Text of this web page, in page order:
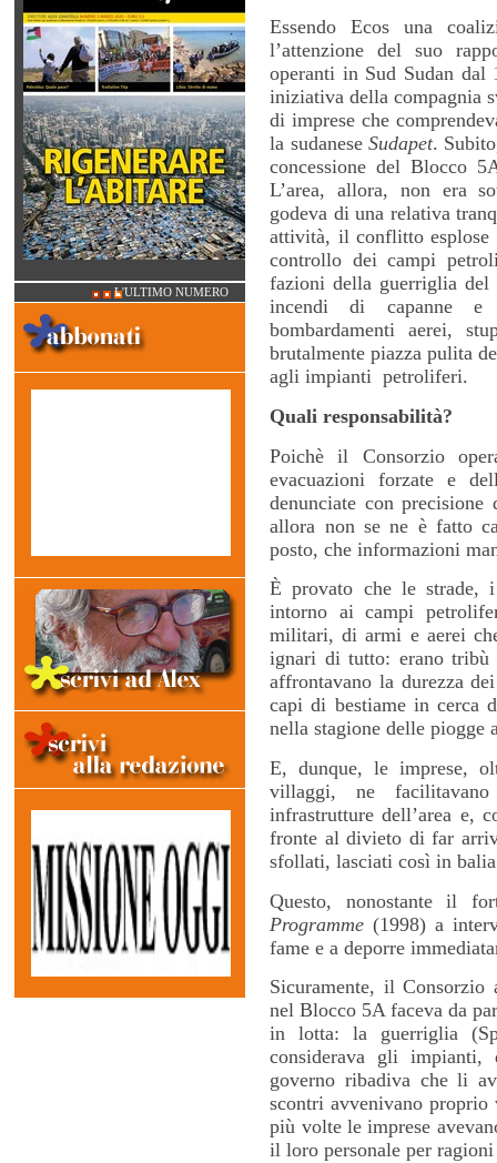
Essendo Ecos una
l’attenzione del suo
operanti in Sud Sudan
iniziativa della compagnia
di imprese che
la sudanese Sudapet.
concessione del Blocco
L’area, allora, non era
godeva di una relativa
attività, il conflitto
controllo dei campi
fazioni della guerriglia
incendi di capanne e
bombardamenti aerei,
brutalmente piazza pulita
agli impianti petroliferi.
Qualiresponsabilità?
Poichè il Consorzio
evacuazioni forzate e
denunciate con
allora non se ne è fatto
posto, che informazioni
È provato che le strade,
intorno ai campi
militari, di armi e aerei
ignari di tutto: erano tribù
affrontavano la durezza
capi di bestiame in cerca
nella stagione delle piogge
E, dunque, le imprese,
villaggi, ne facilitavano
infrastrutture dell’area e,
fronte al divieto di far
sfollati, lasciati così in
Questo, nonostante il
Programme (1998) a
fame e a deporre
Sicuramente, il Consorzio
nel Blocco 5A faceva da
in lotta: la guerriglia
considerava gli
governo ribadiva che li
scontri avvenivano
più volte le imprese
il loro personale per
L'ULTIMO NUMERO